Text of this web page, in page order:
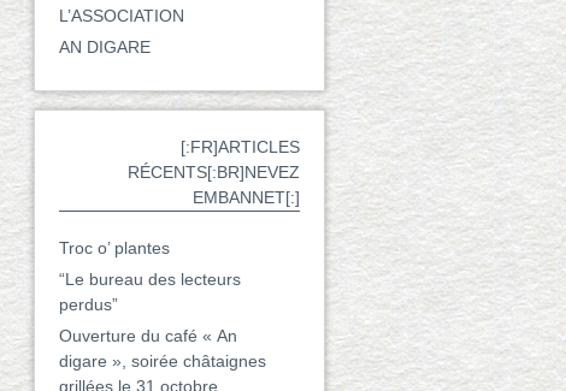
L’ASSOCIATION
AN DIGARE
[:FR]ARTICLES
RÉCENTS[:BR]NEVEZ
EMBANNET[:]
Troc o’ plantes
“Le bureau des lecteurs
perdus”
Ouverture du café « An
digare », soirée châtaignes
grillées le 31 octobre.